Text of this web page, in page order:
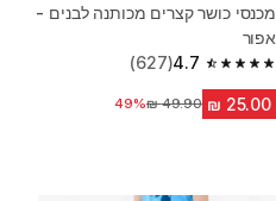
מכנסי כושר קצרים מכותנה לבנים -
אפור
4.7
4.7 out of 5 stars from 627 reviews
(627)
מחיר לפני הנחה‏49.90 ₪
49%